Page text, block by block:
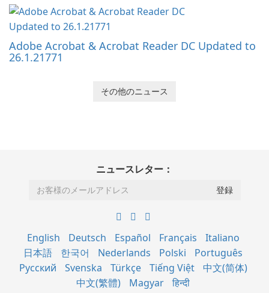
Adobe Acrobat & Acrobat Reader DC Updated to
26.1.21771
その他のニュース
ニュースレター：
English Deutsch Español Français
Italiano
日本語
한국어 Nederlands Polski
Português
Русский
Svenska Türkçe Tiếng Việt
中文(简体)
中文(繁體)
Magyar हिन्दी